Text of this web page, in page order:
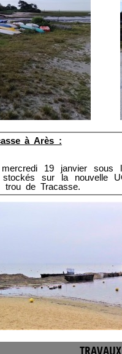
à Arès :
19 janvier
sur la nouvelle
trou de Tracasse.